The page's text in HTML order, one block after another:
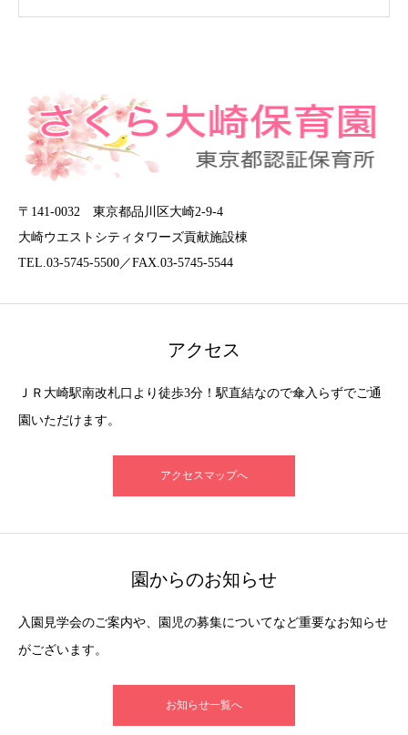
〒141-0032 東京都品川区大崎2-9-4
大崎ウエストシティタワーズ貢献施設棟
TEL.03-5745-5500／FAX.03-5745-5544
アクセス
ＪＲ大崎駅南改札口より徒歩3分！駅直結なので傘入らずでご通
園いただけます。
アクセスマップへ
園からのお知らせ
入園見学会のご案内や、園児の募集についてなど重要なお知らせ
がございます。
お知らせ一覧へ